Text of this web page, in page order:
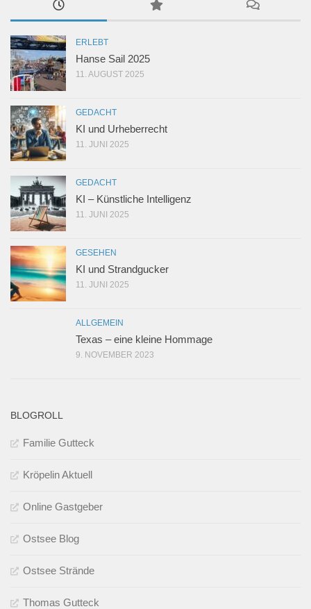
ERLEBT
Hanse Sail 2025
11. AUGUST 2025
GEDACHT
KI und Urheberrecht
11. JUNI 2025
GEDACHT
KI – Künstliche Intelligenz
11. JUNI 2025
GESEHEN
KI und Strandgucker
11. JUNI 2025
ALLGEMEIN
Texas – eine kleine Hommage
9. NOVEMBER 2023
BLOGROLL
Familie Gutteck
Kröpelin Aktuell
Online Gastgeber
Ostsee Blog
Ostsee Strände
Thomas Gutteck